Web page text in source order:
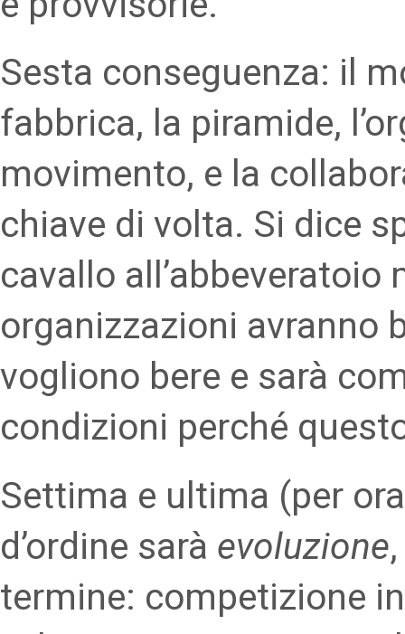
Sesta conseguenza: il
fabbrica, la piramide,
movimento, e la
chiave di volta. Si dice
cavallo all’abbeveratoio
organizzazioni avranno
vogliono bere e sarà
condizioni perché
Settima e ultima (per
d’ordine sarà evoluzione
termine: competizione